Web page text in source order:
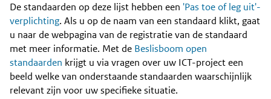
Content
De standaarden op deze lijst hebben een 'Pas toe of leg uit'-
verplichting. Als u op de naam van een standaard klikt, gaat
u naar de webpagina van de registratie van de standaard
met meer informatie. Met de Beslisboom open
standaarden krijgt u via vragen over uw ICT-project een
beeld welke van onderstaande standaarden waarschijnlijk
relevant zijn voor uw specifieke situatie.